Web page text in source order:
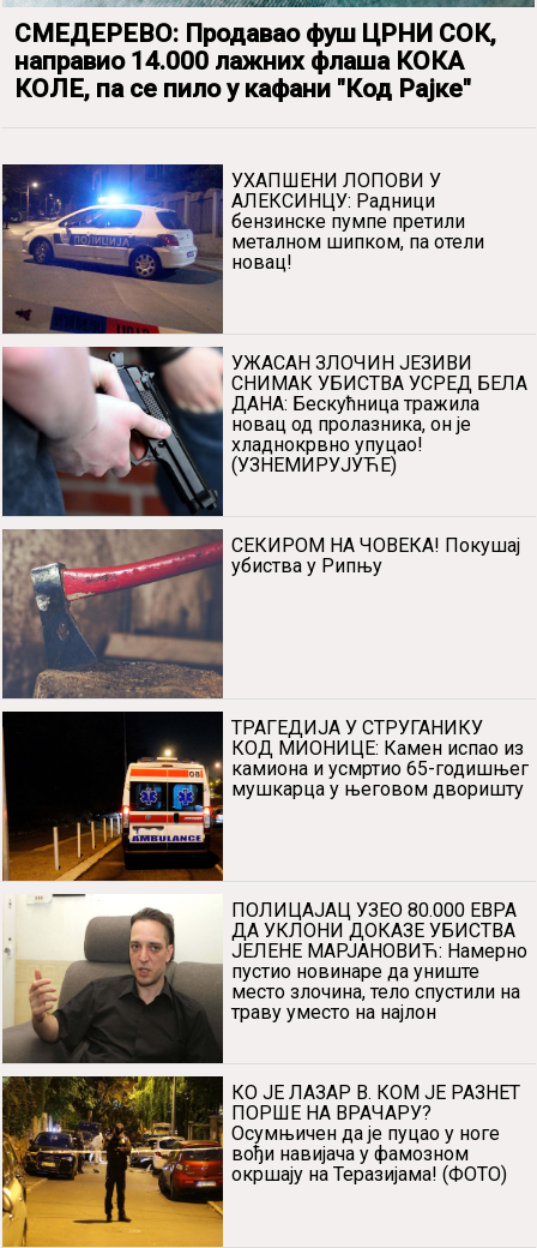
СМЕДЕРЕВО: Продавао фуш ЦРНИ СОК,
направио 14.000 лажних флаша КОКА
КОЛЕ, па се пило у кафани "Код Рајке"
УХАПШЕНИ ЛОПОВИ У
АЛЕКСИНЦУ: Радници
бензинске пумпе претили
металном шипком, па отели
новац!
УЖАСАН ЗЛОЧИН ЈЕЗИВИ
СНИМАК УБИСТВА УСРЕД БЕЛА
ДАНА: Бескућница тражила
новац од пролазника, он је
хладнокрвно упуцао!
(УЗНЕМИРУЈУЋЕ)
СЕКИРОМ НА ЧОВЕКА! Покушај
убиства у Рипњу
ТРАГЕДИЈА У СТРУГАНИКУ
КОД МИОНИЦЕ: Камен испао из
камиона и усмртио 65-годишњег
мушкарца у његовом дворишту
ПОЛИЦАЈАЦ УЗЕО 80.000 ЕВРА
ДА УКЛОНИ ДОКАЗЕ УБИСТВА
ЈЕЛЕНЕ МАРЈАНОВИЋ: Намерно
пустио новинаре да униште
место злочина, тело спустили на
траву уместо на најлон
КО ЈЕ ЛАЗАР В. КОМ ЈЕ РАЗНЕТ
ПОРШЕ НА ВРАЧАРУ?
Осумњичен да је пуцао у ноге
вођи навијача у фамозном
окршају на Теразијама! (ФОТО)